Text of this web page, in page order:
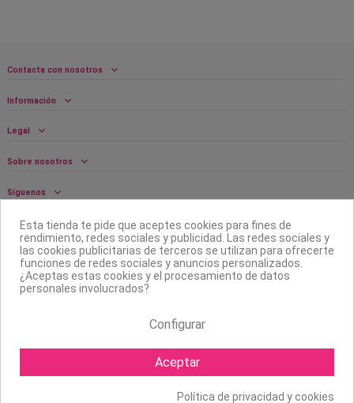
Contacta con nosotros
Información
Legal
Sobre nosotros
Síguenos
Boletín
Esta tienda te pide que aceptes cookies para fines de
rendimiento, redes sociales y publicidad. Las redes sociales y
las cookies publicitarias de terceros se utilizan para ofrecerte
funciones de redes sociales y anuncios personalizados.
¿Aceptas estas cookies y el procesamiento de datos
personales involucrados?
Configurar
Aceptar
Política de privacidad y cookies